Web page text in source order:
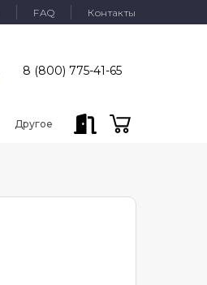
FAQ Контакты
8 (800) 775-41-65
Другое